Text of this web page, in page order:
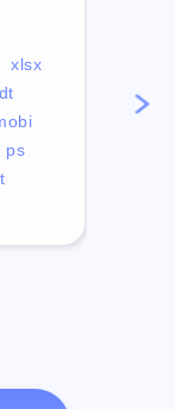
xlsx
ps
mp4